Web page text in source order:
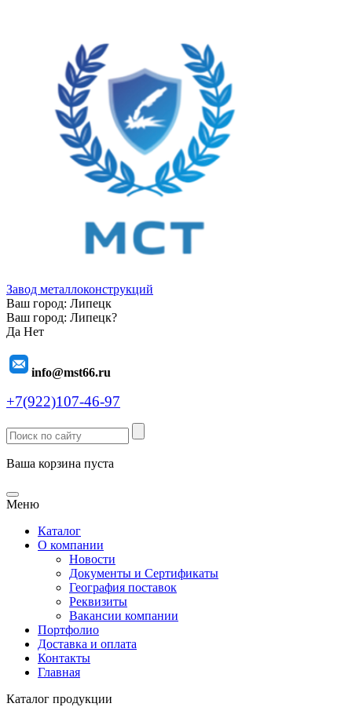
Завод металлоконструкций
Ваш город: Липецк
Ваш город: Липецк?
Да Нет
info@mst66.ru
+7(922)107-46-97
Ваша корзина пуста
Меню
Каталог
О компании
Новости
Документы и Сертификаты
География поставок
Реквизиты
Вакансии компании
Портфолио
Доставка и оплата
Контакты
Главная
Каталог продукции